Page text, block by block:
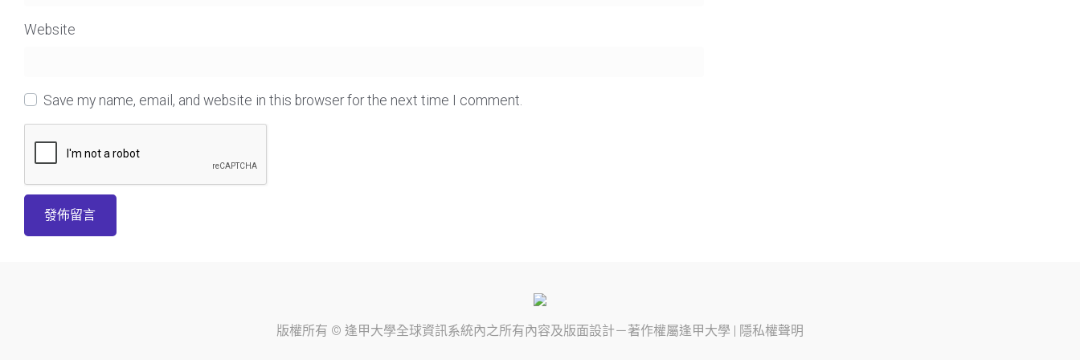
Website
Save my name, email, and website in this browser for the next time I comment.
版權所有 © 逢甲大學全球資訊系統內之所有內容及版面設計－著作權屬逢甲大學 隱私權聲明